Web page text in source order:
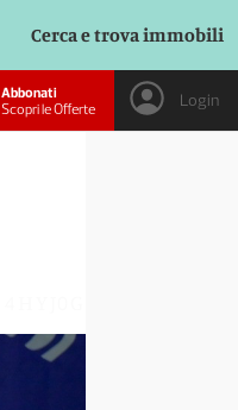
Cerca e trova immobili
Abbonati
Scopri le Offerte
Login